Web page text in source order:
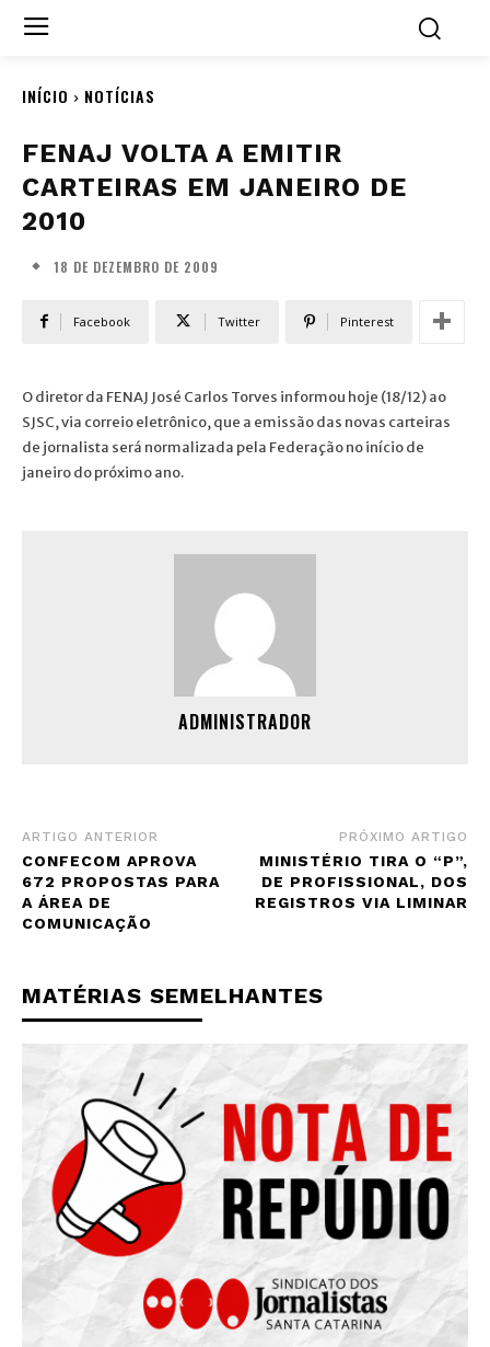
INÍCIO NOTÍCIAS
FENAJ VOLTA A EMITIR
CARTEIRAS EM JANEIRO DE
2010
18 DE DEZEMBRO DE 2009
Facebook Twitter Pinterest
O diretor da FENAJ José Carlos Torves informou hoje (18/12) ao
SJSC, via correio eletrônico, que a emissão das novas carteiras
de jornalista será normalizada pela Federação no início de
janeiro do próximo ano.
ADMINISTRADOR
ARTIGO ANTERIOR
CONFECOM APROVA
672 PROPOSTAS PARA
A ÁREA DE
COMUNICAÇÃO
PRÓXIMO ARTIGO
MINISTÉRIO TIRA O “P”,
DE PROFISSIONAL, DOS
REGISTROS VIA LIMINAR
MATÉRIAS SEMELHANTES